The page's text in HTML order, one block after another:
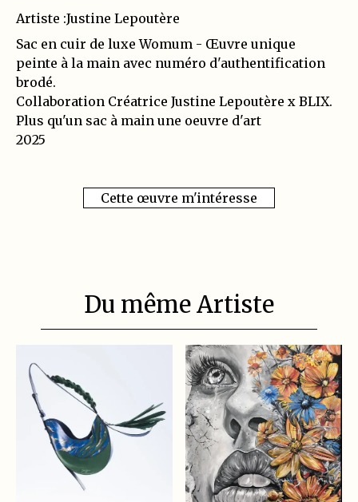
Artiste :Justine Lepoutère
Sac en cuir de luxe Womum - Œuvre unique
peinte à la main avec numéro d'authentification
brodé.
Collaboration Créatrice Justine Lepoutère x BLIX.
Plus qu'un sac à main une oeuvre d'art
2025
Cette œuvre m'intéresse
Du même Artiste